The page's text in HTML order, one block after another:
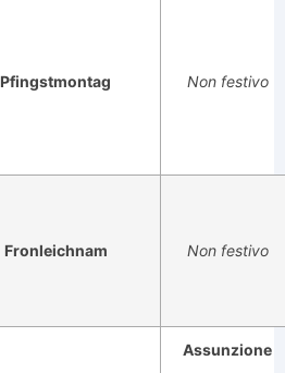
Pfingstmontag Non festivo
Fronleichnam Non festivo
Assunzione